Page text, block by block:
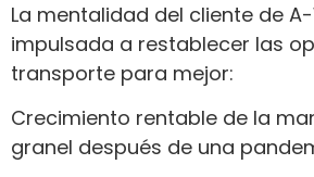
La mentalidad del cliente de
impulsada a restablecer las
transporte para mejor:
Crecimiento rentable de la
granel después de una